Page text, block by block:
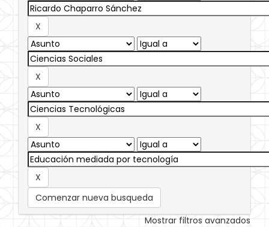
Comenzar nueva busqueda
Mostrar filtros avanzados